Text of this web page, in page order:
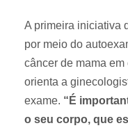
A primeira iniciativa
por meio do
câncer de mama
orienta a
exame. “É
o seu corpo, que